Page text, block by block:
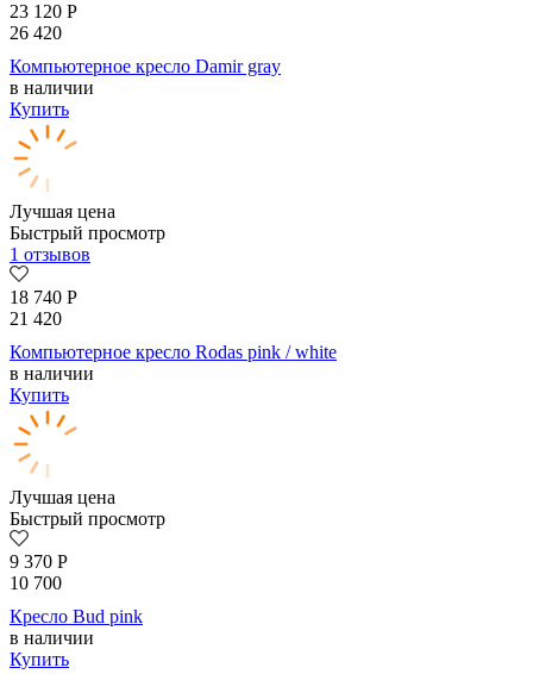
23 120 Р
26 420
Компьютерное кресло Damir gray
в наличии
Купить
Лучшая цена
Быстрый просмотр
1 отзывов
18 740 Р
21 420
Компьютерное кресло Rodas pink / white
в наличии
Купить
Лучшая цена
Быстрый просмотр
9 370 Р
10 700
Кресло Bud pink
в наличии
Купить